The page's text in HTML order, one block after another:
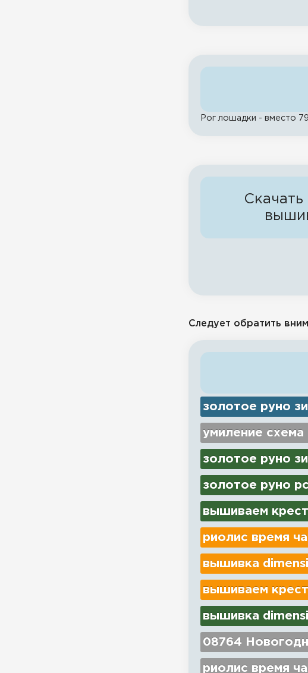
Рог лошадки - вместо
Скачать
Следует обратить
золотое руно
умиление
золотое руно
золотое руно
вышиваем
риолис время
вышивка
вышиваем
вышивка
08764
риолис время